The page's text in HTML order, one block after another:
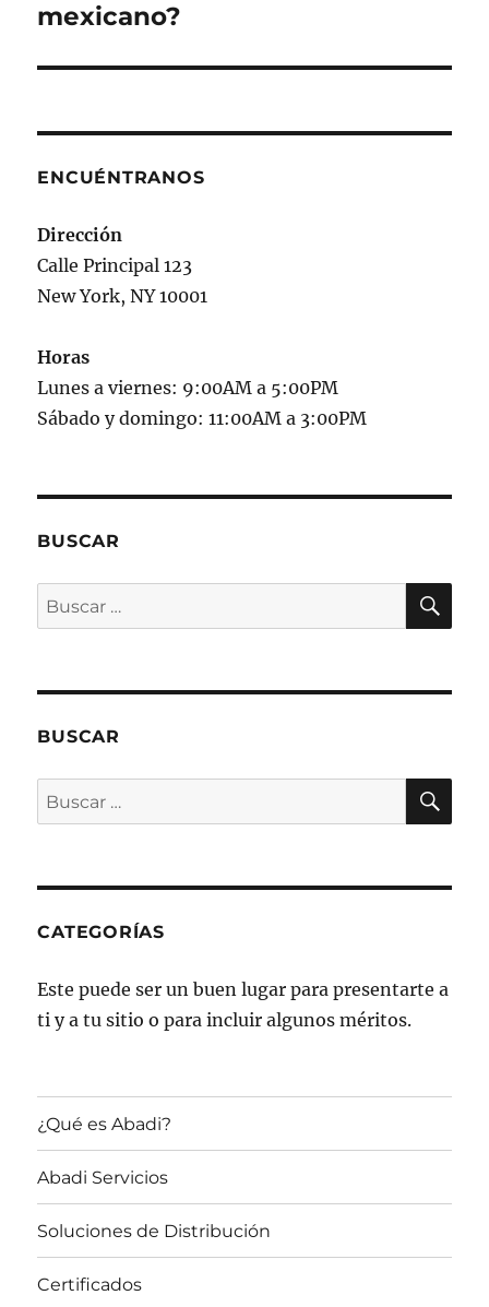
mexicano?
ENCUÉNTRANOS
Dirección
Calle Principal 123
New York, NY 10001
Horas
Lunes a viernes: 9:00AM a 5:00PM
Sábado y domingo: 11:00AM a 3:00PM
BUSCAR
Buscar
por:
BUSCAR
Buscar
por:
CATEGORÍAS
Este puede ser un buen lugar para presentarte a
ti y a tu sitio o para incluir algunos méritos.
¿Qué es Abadi?
Abadi Servicios
Soluciones de Distribución
Certificados